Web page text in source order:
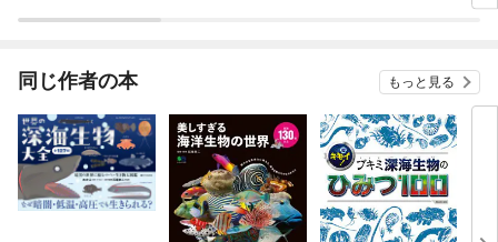
今
同じ作者の本 もっと見る